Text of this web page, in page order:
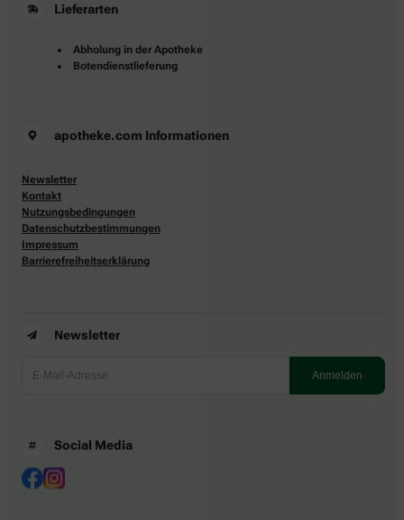
Lieferarten
Abholung in der Apotheke
Botendienstlieferung
apotheke.com Informationen
Newsletter
Kontakt
Nutzungsbedingungen
Datenschutzbestimmungen
Impressum
Barrierefreiheitserklärung
Newsletter
Social Media